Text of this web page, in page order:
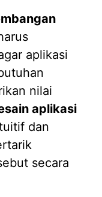
aplikasi
nilai
aplikasi
dan
secara